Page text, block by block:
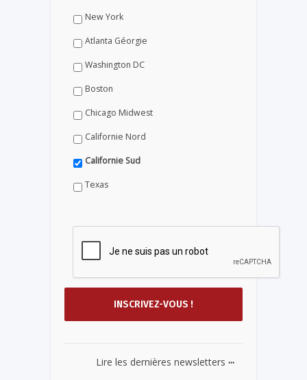
New York
Atlanta Géorgie
Washington DC
Boston
Chicago Midwest
Californie Nord
Californie Sud
Texas
Lire les dernières newsletters ...